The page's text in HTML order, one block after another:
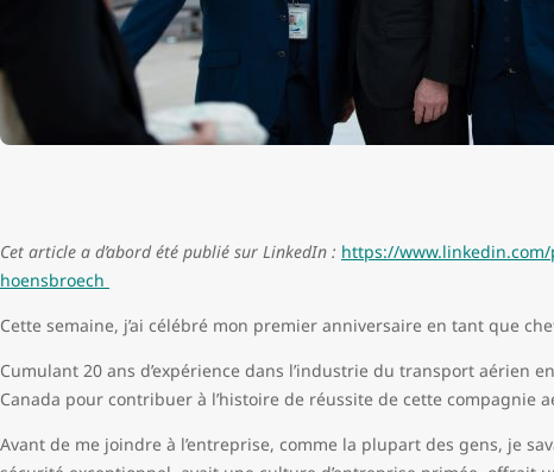
Cet article a d’abord été publié sur LinkedIn : https://
hoensbroech
Cette semaine, j’ai célébré mon premier anniversaire en tant que
Cumulant 20 ans d’expérience dans l’industrie du transport aérien
Canada pour contribuer à l’histoire de réussite de cette compagnie
Avant de me joindre à l’entreprise, comme la plupart des gens, je